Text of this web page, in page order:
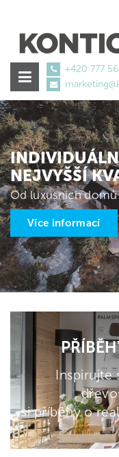
+420 777
vitamin-
A-
Netzhaut
€78.61
NEJVYŠŠÍ
Od luxusních
Více
Inspirujte
si příběhy o